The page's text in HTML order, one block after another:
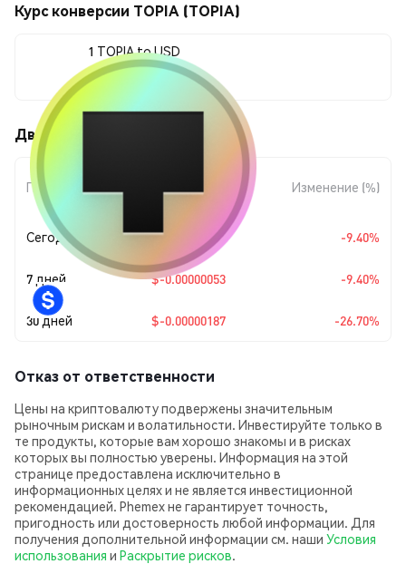
Курс конверсии TOPIA (TOPIA)
1 TOPIA to USD
$0.00000514
Движения цены TOPIA (TOPIA)
Период
суммы
Изменение (%)
Сегодня $-0.00000053 -9.40%
7 дней $-0.00000053 -9.40%
30 дней $-0.00000187 -26.70%
Отказ от ответственности
Цены на криптовалюту подвержены значительным
рыночным рискам и волатильности. Инвестируйте только в
те продукты, которые вам хорошо знакомы и в рисках
которых вы полностью уверены. Информация на этой
странице предоставлена исключительно в
информационных целях и не является инвестиционной
рекомендацией. Phemex не гарантирует точность,
пригодность или достоверность любой информации. Для
получения дополнительной информации см. наши Условия
использования и Раскрытие рисков.